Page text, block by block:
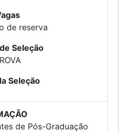
de reserva
Seleção
Seleção
de Pós-Graduação